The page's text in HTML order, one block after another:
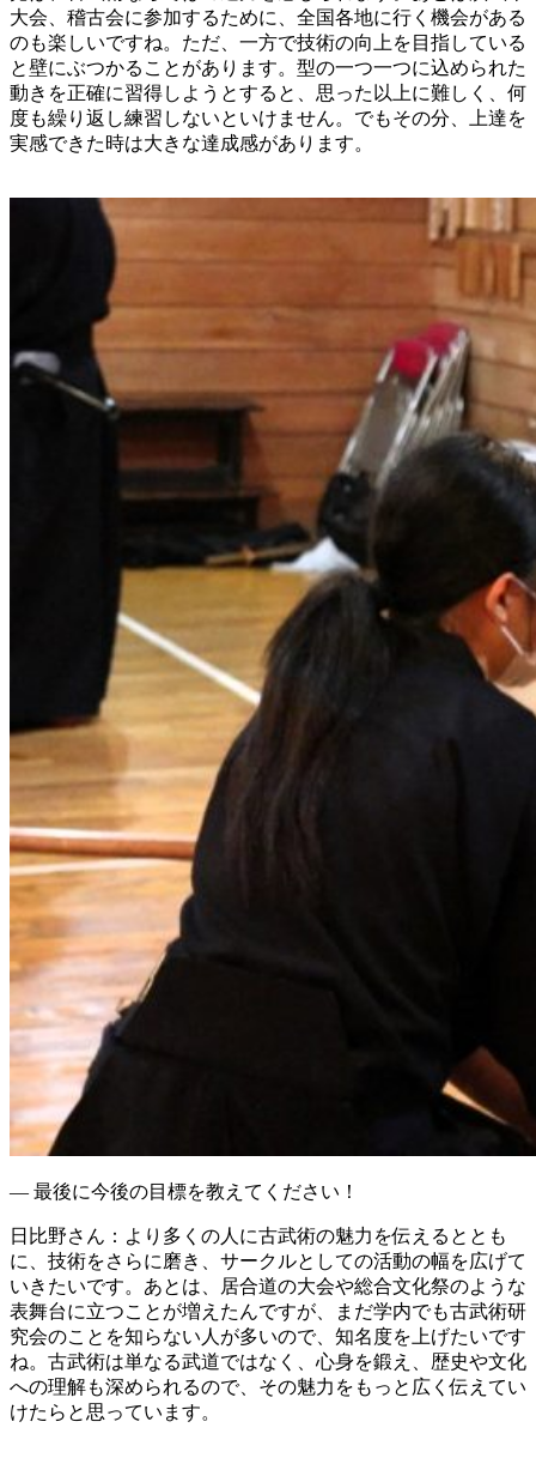
大会、稽古会に参加するために、全国各地に行く機会がある
のも楽しいですね。ただ、一方で技術の向上を目指している
と壁にぶつかることがあります。型の一つ一つに込められた
動きを正確に習得しようとすると、思った以上に難しく、何
度も繰り返し練習しないといけません。でもその分、上達を
実感できた時は大きな達成感があります。
― 最後に今後の目標を教えてください！
日比野さん ：より多くの人に古武術の魅力を伝えるととも
に、技術をさらに磨き、サークルとしての活動の幅を広げて
いきたいです。あとは、居合道の大会や総合文化祭のような
表舞台に立つことが増えたんですが、まだ学内でも古武術研
究会のことを知らない人が多いので、知名度を上げたいです
ね。古武術は単なる武道ではなく、心身を鍛え、歴史や文化
への理解も深められるので、その魅力をもっと広く伝えてい
けたらと思っています。